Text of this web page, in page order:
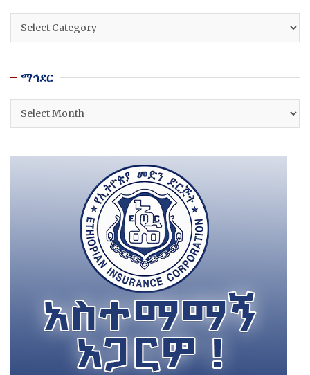
ዘርፎች
ማኅደር
ማኅደር